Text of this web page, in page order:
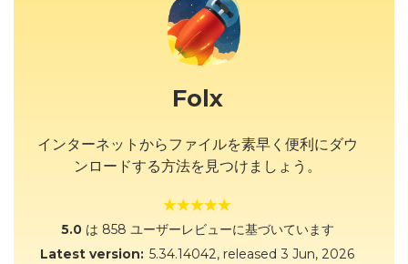
Folx
インターネットからファイルを素早く便利にダウ
ンロードする方法を見つけましょう。
5.0 は 858 ユーザーレビューに基づいています
Latest version: 5.34.14042, released 3 Jun, 2026